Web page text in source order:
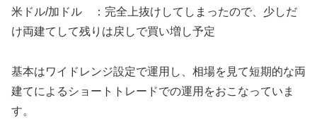
米ドル/加ドル ：完全上抜けしてしまったので、少しだ
け両建てして残りは戻しで買い増し予定
基本はワイドレンジ設定で運用し、相場を見て短期的な両
建てによるショートトレードでの運用をおこなっていま
す。